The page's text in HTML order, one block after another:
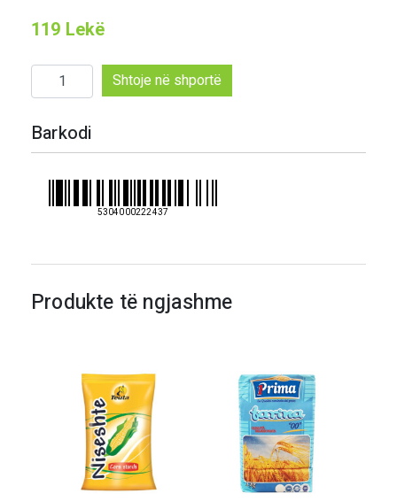
119 Lekë
Sasi
Miell
1kg
Shtoje në shportë
Barkodi
5304000222437
Produkte të ngjashme